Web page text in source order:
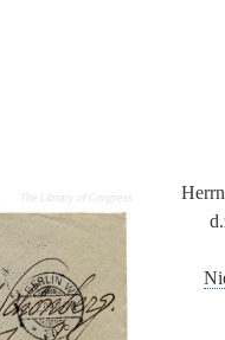
The Library of Congress